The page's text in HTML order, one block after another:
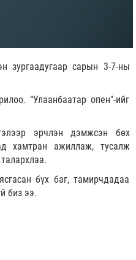
зургаадугаар сарын 3-7-ны
“Улаанбаатар опен"-ийг
эрчлэн дэмжсэн бөх
хамтран ажиллаж, тусалж
бүх баг, тамирчдадаа
биз ээ.